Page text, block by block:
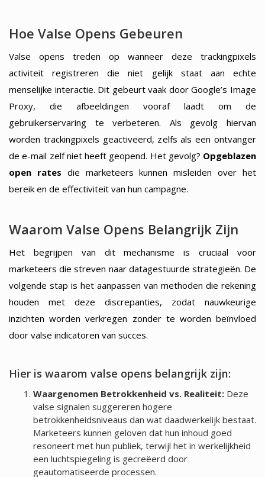
Hoe Valse Opens Gebeuren
Valse opens treden op wanneer deze trackingpixels
activiteit registreren die niet gelijk staat aan echte
menselijke interactie. Dit gebeurt vaak door Google’s Image
Proxy, die afbeeldingen vooraf laadt om de
gebruikerservaring te verbeteren. Als gevolg hiervan
worden trackingpixels geactiveerd, zelfs als een ontvanger
de e-mail zelf niet heeft geopend. Het gevolg? Opgeblazen
open rates die marketeers kunnen misleiden over het
bereik en de effectiviteit van hun campagne.
Waarom Valse Opens Belangrijk Zijn
Het begrijpen van dit mechanisme is cruciaal voor
marketeers die streven naar datagestuurde strategieën. De
volgende stap is het aanpassen van methoden die rekening
houden met deze discrepanties, zodat nauwkeurige
inzichten worden verkregen zonder te worden beïnvloed
door valse indicatoren van succes.
Hier is waarom valse opens belangrijk zijn:
Waargenomen Betrokkenheid vs. Realiteit:Deze
valse signalen suggereren hogere
betrokkenheidsniveaus dan wat daadwerkelijk bestaat.
Marketeers kunnen geloven dat hun inhoud goed
resoneert met hun publiek, terwijl het in werkelijkheid
een luchtspiegeling is gecreëerd door
geautomatiseerde processen.